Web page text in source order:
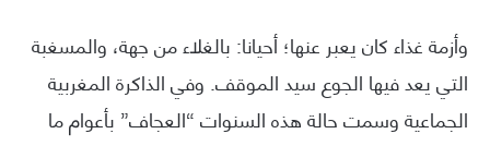
وأزمة غذاء كان يعبر عنها؛ أحيانا: بالغلاء من جهة، والمسغبة
التي يعد فيها الجوع سيد الموقف. وفي الذاكرة المغربية
الجماعية وسمت حالة هذه السنوات “العجاف” بأعوام ما